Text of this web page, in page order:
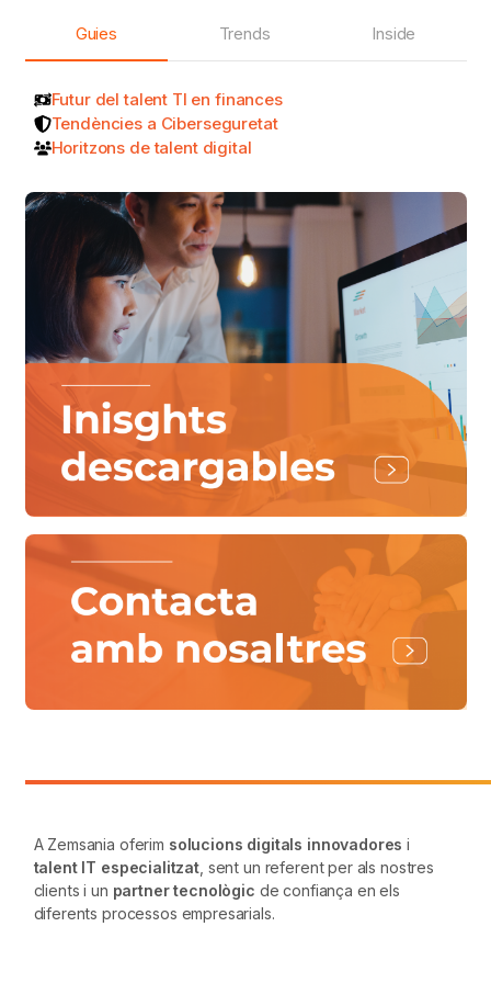
Guies Trends Inside
Futur del talent TI en finances
Tendències a Ciberseguretat
Horitzons de talent digital
A Zemsania oferim solucions digitals innovadores i
talent IT especialitzat , sent un referent per als nostres
clients i un partner tecnològic de confiança en els
diferents processos empresarials.